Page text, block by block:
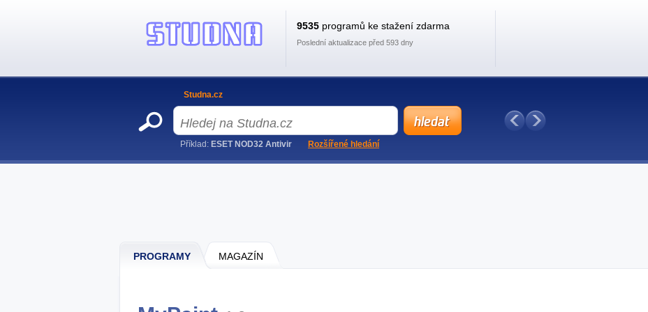
PROGRAMY MAGAZÍN
9535 programů ke stažení zdarma
Poslední aktualizace před 593 dny
Studna.cz
Příklad: ESET NOD32 Antivir Rozšířené hledání